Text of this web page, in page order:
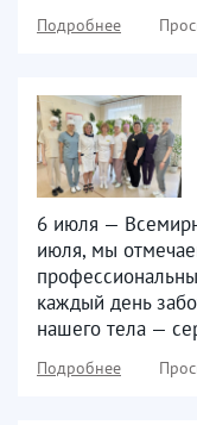
Подробнее
6 июля —
июля, мы
каждый день
нашего тела —
Подробнее